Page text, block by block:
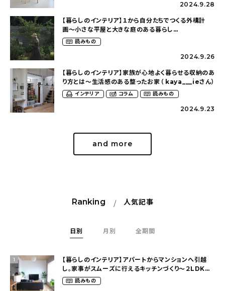
2024.9.28
【暮らしのインテリア】１から自分たちでつくる外構計
画〜小さな平屋と大きな庭のある暮らし
（tsumikiniwaさん）
読みもの
2024.9.26
【暮らしのインテリア】家族が心地よく暮らせる収納のあ
り方とは〜生活感のある整ったお家（ kaya___ieさん）
インテリア コラム 読みもの
2024.9.23
and more
Ranking 人気記事
日別 月別 全期間
1
【暮らしのインテリア】アパートからマンションへ引越
し。家事がスムーズに行えるキッチンづくり〜２LDKの
賃貸暮らし（mari_ppe_さん）
読みもの